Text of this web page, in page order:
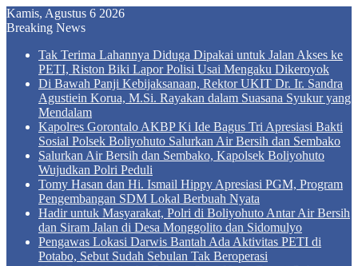
Kamis, Agustus 6 2026
Breaking News
Tak Terima Lahannya Diduga Dipakai untuk Jalan Akses ke
PETI, Riston Biki Lapor Polisi Usai Mengaku Dikeroyok
Di Bawah Panji Kebijaksanaan, Rektor UKIT Dr. Ir. Sandra
Agustiein Korua, M.Si. Rayakan dalam Suasana Syukur yang
Mendalam
Kapolres Gorontalo AKBP Ki Ide Bagus Tri Apresiasi Bakti
Sosial Polsek Boliyohuto Salurkan Air Bersih dan Sembako
Salurkan Air Bersih dan Sembako, Kapolsek Boliyohuto
Wujudkan Polri Peduli
Tomy Hasan dan Hi. Ismail Hippy Apresiasi PGM, Program
Pengembangan SDM Lokal Berbuah Nyata
Hadir untuk Masyarakat, Polri di Boliyohuto Antar Air Bersih
dan Siram Jalan di Desa Monggolito dan Sidomulyo
Pengawas Lokasi Darwis Bantah Ada Aktivitas PETI di
Potabo, Sebut Sudah Sebulan Tak Beroperasi